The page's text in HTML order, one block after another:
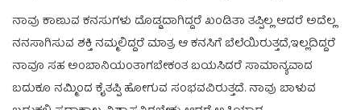
ನಾವು ಕಾಣುವ ಕನಸುಗಳು ದೊಡ್ಡದಾಗಿದ್ದರೆ ಖಂಡಿತಾ ತಪ್ಪಿಲ್ಲ ಆದರೆ ಅದೆಲ್ಲ
ನನಸಾಗಿಸುವ ಶಕ್ತಿ ನಮ್ಮಲಿದ್ದರೆ ಮಾತ್ರ ಆ ಕನಸಿಗೆ ಬೆಲೆಯಿರುತ್ತದೆ,ಇಲ್ಲದಿದ್ದರೆ
ನಾವೂ ಸಹ ಅಂಬಾನಿಯಂತಾಗಬೇಕಂತ ಬಯಸಿದರೆ ಸಾಮಾನ್ಯವಾದ
ಬದುಕೂ ನಮ್ಮಿಂದ ಕೈತಪ್ಪಿ ಹೋಗುವ ಸಂಭವವಿರುತ್ತದೆ. ನಾವು ಬಾಳುವ